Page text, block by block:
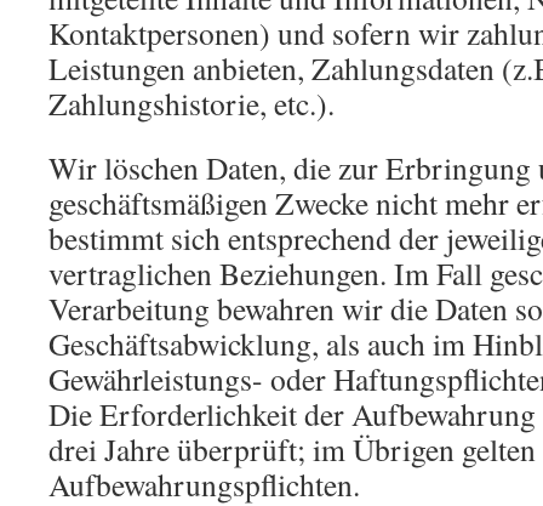
Kontaktpersonen) und sofern wir
Leistungen anbieten, Zahlungsdaten
Zahlungshistorie, etc.).
Wir löschen Daten, die zur Erbringung
geschäftsmäßigen Zwecke nicht mehr
bestimmt sich entsprechend der
vertraglichen Beziehungen. Im Fall
Verarbeitung bewahren wir die Daten
Geschäftsabwicklung, als auch im
Gewährleistungs- oder
Die Erforderlichkeit der
drei Jahre überprüft; im Übrigen gelten
Aufbewahrungspflichten.